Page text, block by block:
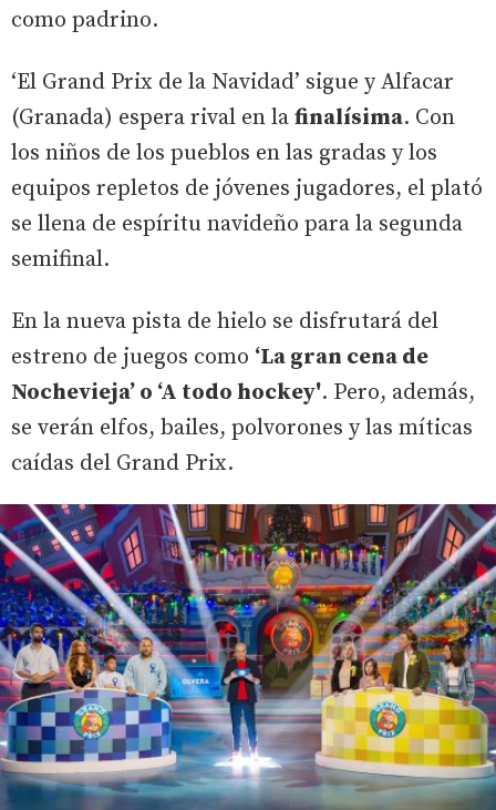
como padrino.
‘El Grand Prix de la Navidad’ sigue y Alfacar
(Granada) espera rival en la finalísima. Con
los niños de los pueblos en las gradas y los
equipos repletos de jóvenes jugadores, el plató
se llena de espíritu navideño para la segunda
semifinal.
En la nueva pista de hielo se disfrutará del
estreno de juegos como ‘La gran cena de
Nochevieja’ o ‘A todo hockey'. Pero, además,
se verán elfos, bailes, polvorones y las míticas
caídas del Grand Prix.